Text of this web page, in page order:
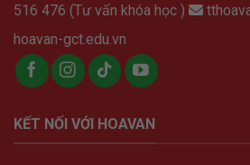
516 476 (Tư vấn khóa học )
hoavan-gct.edu.vn
KẾT NỐI VỚI HOAVAN